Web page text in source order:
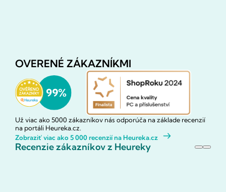
OVERENÉ ZÁKAZNÍKMI
Už viac ako 5000 zákazníkov nás odporúča na základe recenzií
na portáli Heureka.cz.
Zobraziť viac ako 5 000 recenzií na Heureka.cz
Recenzie zákazníkov z Heureky